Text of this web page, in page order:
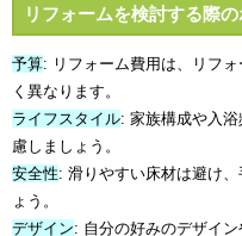
リフォームを検討する際の
予算: リフォーム費用は、リフ
く異なります。
ライフスタイル: 家族構成や入
慮しましょう。
安全性: 滑りやすい床材は避け
ょう。
デザイン: 自分の好みのデザイ